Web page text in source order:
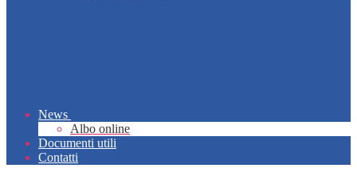
News
Albo online
Documenti utili
Contatti